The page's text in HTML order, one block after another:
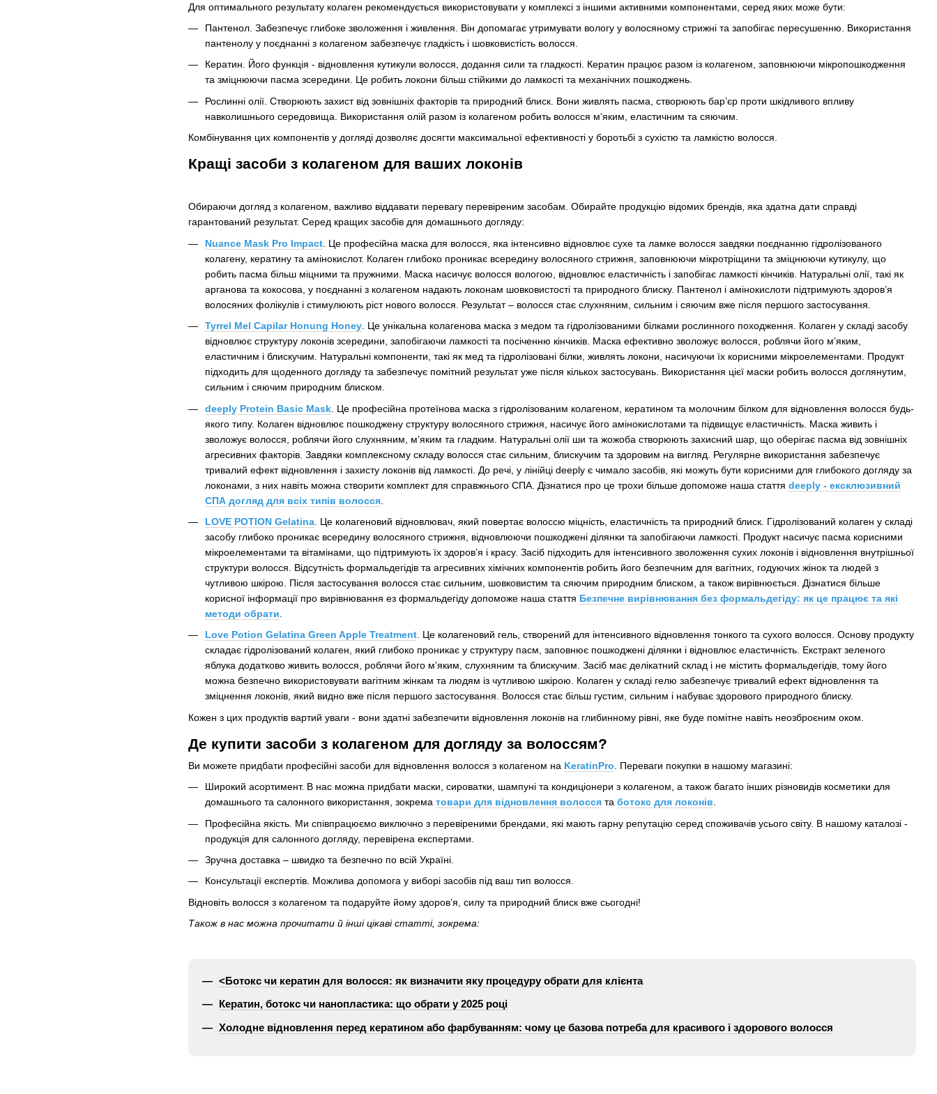
Для оптимального результату колаген рекомендується використовувати у комплексі з іншими активними компонентами, серед яких може бути:
Пантенол. Забезпечує глибоке зволоження і живлення. Він допомагає утримувати вологу у волосяному стрижні та запобігає пересушенню. Використання
пантенолу у поєднанні з колагеном забезпечує гладкість і шовковистість волосся.
Кератин. Його функція - відновлення кутикули волосся, додання сили та гладкості. Кератин працює разом із колагеном, заповнюючи мікропошкодження
та зміцнюючи пасма зсередини. Це робить локони більш стійкими до ламкості та механічних пошкоджень.
Рослинні олії. Створюють захист від зовнішніх факторів та природний блиск. Вони живлять пасма, створюють бар’єр проти шкідливого впливу
навколишнього середовища. Використання олій разом із колагеном робить волосся м’яким, еластичним та сяючим.
Комбінування цих компонентів у догляді дозволяє досягти максимальної ефективності у боротьбі з сухістю та ламкістю волосся.
Кращі засоби з колагеном для ваших локонів
Обираючи догляд з колагеном, важливо віддавати перевагу перевіреним засобам. Обирайте продукцію відомих брендів, яка здатна дати справді
гарантований результат. Серед кращих засобів для домашнього догляду:
Nuance Mask Pro Impact . Це професійна маска для волосся, яка інтенсивно відновлює сухе та ламке волосся завдяки поєднанню гідролізованого
колагену, кератину та амінокислот. Колаген глибоко проникає всередину волосяного стрижня, заповнюючи мікротріщини та зміцнюючи кутикулу, що
робить пасма більш міцними та пружними. Маска насичує волосся вологою, відновлює еластичність і запобігає ламкості кінчиків. Натуральні олії, такі як
арганова та кокосова, у поєднанні з колагеном надають локонам шовковистості та природного блиску. Пантенол і амінокислоти підтримують здоров’я
волосяних фолікулів і стимулюють ріст нового волосся. Результат – волосся стає слухняним, сильним і сяючим вже після першого застосування.
Tyrrel Mel Capilar Honung Honey. Це унікальна колагенова маска з медом та гідролізованими білками рослинного походження. Колаген у складі засобу
відновлює структуру локонів зсередини, запобігаючи ламкості та посіченню кінчиків. Маска ефективно зволожує волосся, роблячи його м’яким,
еластичним і блискучим. Натуральні компоненти, такі як мед та гідролізовані білки, живлять локони, насичуючи їх корисними мікроелементами. Продукт
підходить для щоденного догляду та забезпечує помітний результат уже після кількох застосувань. Використання цієї маски робить волосся доглянутим,
сильним і сяючим природним блиском.
deeply Protein Basic Mask . Це професійна протеїнова маска з гідролізованим колагеном, кератином та молочним білком для відновлення волосся будь-
якого типу. Колаген відновлює пошкоджену структуру волосяного стрижня, насичує його амінокислотами та підвищує еластичність. Маска живить і
зволожує волосся, роблячи його слухняним, м’яким та гладким. Натуральні олії ши та жожоба створюють захисний шар, що оберігає пасма від зовнішніх
агресивних факторів. Завдяки комплексному складу волосся стає сильним, блискучим та здоровим на вигляд. Регулярне використання забезпечує
тривалий ефект відновлення і захисту локонів від ламкості. До речі, у лінійці deeply є чимало засобів, які можуть бути корисними для глибокого догляду за
локонами, з них навіть можна створити комплект для справжнього СПА. Дізнатися про це трохи більше допоможе наша стаття deeply - ексклюзивний
СПА догляд для всіх типів волосся
LOVE POTION Gelatina . Це колагеновий відновлювач, який повертає волоссю міцність, еластичність та природний блиск. Гідролізований колаген у складі
засобу глибоко проникає всередину волосяного стрижня, відновлюючи пошкоджені ділянки та запобігаючи ламкості. Продукт насичує пасма корисними
мікроелементами та вітамінами, що підтримують їх здоров’я і красу. Засіб підходить для інтенсивного зволоження сухих локонів і відновлення внутрішньої
структури волосся. Відсутність формальдегідів та агресивних хімічних компонентів робить його безпечним для вагітних, годуючих жінок та людей з
чутливою шкірою. Після застосування волосся стає сильним, шовковистим та сяючим природним блиском, а також вирівнюється. Дізнатися більше
корисної інформації про вирівнювання ез формальдегіду допоможе наша стаття Безпечне вирівнювання без формальдегіду: як це працює та які
методи обрати
Love Potion Gelatina Green Apple Treatment. Це колагеновий гель, створений для інтенсивного відновлення тонкого та сухого волосся. Основу продукту
складає гідролізований колаген, який глибоко проникає у структуру пасм, заповнює пошкоджені ділянки і відновлює еластичність. Екстракт зеленого
яблука додатково живить волосся, роблячи його м’яким, слухняним та блискучим. Засіб має делікатний склад і не містить формальдегідів, тому його
можна безпечно використовувати вагітним жінкам та людям із чутливою шкірою. Колаген у складі гелю забезпечує тривалий ефект відновлення та
зміцнення локонів, який видно вже після першого застосування. Волосся стає більш густим, сильним і набуває здорового природного блиску.
Кожен з цих продуктів вартий уваги - вони здатні забезпечити відновлення локонів на глибинному рівні, яке буде помітне навіть неозброєним оком.
Де купити засоби з колагеном для догляду за волоссям?
Ви можете придбати професійні засоби для відновлення волосся з колагеном на KeratinPro . Переваги покупки в нашому магазині:
Широкий асортимент. В нас можна придбати маски, сироватки, шампуні та кондиціонери з колагеном, а також багато інших різновидів косметики для
домашнього та салонного використання, зокрема товари для відновлення волосся та ботокс для локонів.
Професійна якість. Ми співпрацюємо виключно з перевіреними брендами, які мають гарну репутацію серед споживачів усього світу. В нашому каталозі -
продукція для салонного догляду, перевірена експертами.
Зручна доставка – швидко та безпечно по всій Україні.
Консультації експертів. Можлива допомога у виборі засобів під ваш тип волосся.
Відновіть волосся з колагеном та подаруйте йому здоров’я, силу та природний блиск вже сьогодні!
Також в нас можна прочитати й інші цікаві статті, зокрема:
<Ботокс чи кератин для волосся: як визначити яку процедуру обрати для клієнта
Кератин, ботокс чи нанопластика: що обрати у 2025 році
Холодне відновлення перед кератином або фарбуванням: чому це базова потреба для красивого і здорового волосся